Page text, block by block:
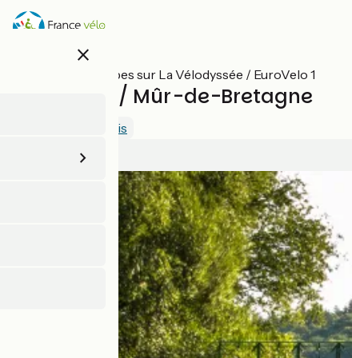
Aller
au
close
Toutes les étapes sur La Vélodyssée / EuroVelo 1
Rostrenen / Mûr-de-Bretagne
Voir 2 avis